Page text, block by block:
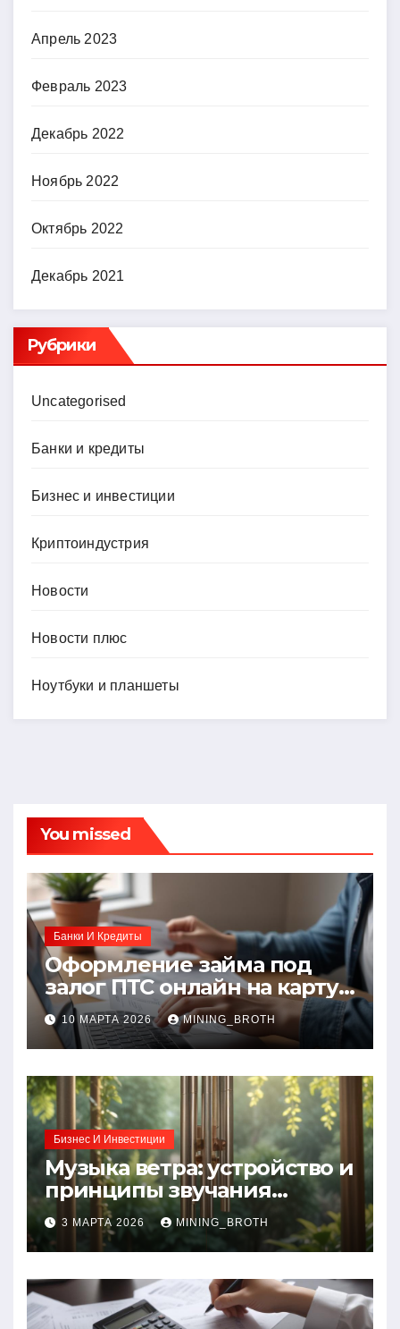
Апрель 2023
Февраль 2023
Декабрь 2022
Ноябрь 2022
Октябрь 2022
Декабрь 2021
Рубрики
Uncategorised
Банки и кредиты
Бизнес и инвестиции
Криптоиндустрия
Новости
Новости плюс
Ноутбуки и планшеты
You missed
Банки И Кредиты
Оформление займа под
залог ПТС онлайн на карту
без визита в офис: порядок,
требования и документы
10 МАРТА 2026 MINING_BROTH
Бизнес И Инвестиции
Музыка ветра: устройство и
принципы звучания
колокольчиков
3 МАРТА 2026 MINING_BROTH